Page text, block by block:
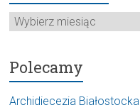
Archiwum
Polecamy
Archidiecezja Białostocka